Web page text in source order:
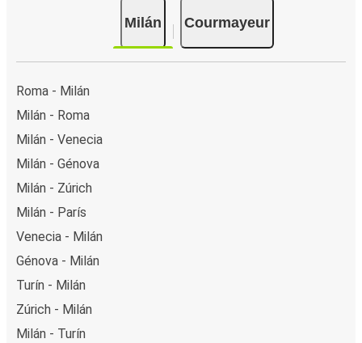
Milán Courmayeur
Roma - Milán
Milán - Roma
Milán - Venecia
Milán - Génova
Milán - Zúrich
Milán - París
Venecia - Milán
Génova - Milán
Turín - Milán
Zúrich - Milán
Milán - Turín